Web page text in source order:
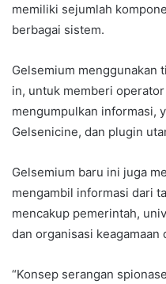
memiliki sejumlah
berbagai sistem.
Gelsemium menggunakan
in, untuk memberi
mengumpulkan informasi,
Gelsenicine, dan plugin
Gelsemium baru ini juga
mengambil informasi dari
mencakup pemerintah,
dan organisasi keagamaan
“Konsep serangan